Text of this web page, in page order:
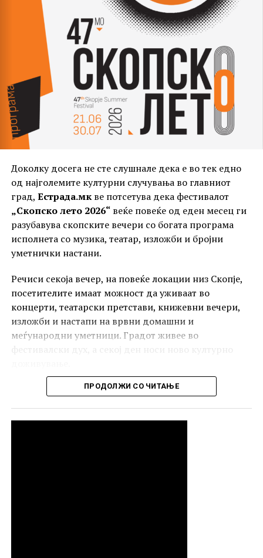
Ефтимова се издвојува како комплетен автор на
својата музика – таа стои зад текстот, музиката и
аранжманот на „Идеали“, како и на сите нејзини
досегашни песни. Ова е нејзин десетти сингл по ред,
кој ќе биде дел од нејзиниот претстоен албум,
најавен за крајот на годината.
Покрај објавените песни, младата авторка има и
богата архива од 214 напишани, но сѐ уште
необјавени композиции, дел од кои се очекува да
бидат претставени во наредниот период, било
преку нејзина интерпретација или во изведба на
Доколку досега не сте слушнале дека е во тек едно
од најголемите културни случувања во главниот
град, Естрада.мкве потсетува дека фестивалот
„Скопско лето 2026“веќе повеќе од еден месец ги
разубавува скопските вечери со богата програма
исполнета со музика, театар, изложби и бројни
уметнички настани.
Речиси секоја вечер, на повеќе локации низ Скопје,
посетителите имаат можност да уживаат во
концерти, театарски претстави, книжевни вечери,
изложби и настапи на врвни домашни и
меѓународни уметници. Градот живее во
фестивалски дух, а секој ден носи ново културно
ПРОДОЛЖИ СО ЧИТАЊЕ